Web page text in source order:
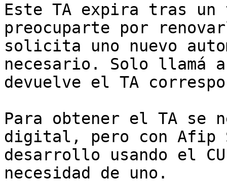
Este TA expira tras un
preocuparte por
solicita uno nuevo
necesario. Solo llamá
devuelve el TA
Para obtener el TA se
digital, pero con Afip
desarrollo usando el
necesidad de uno.